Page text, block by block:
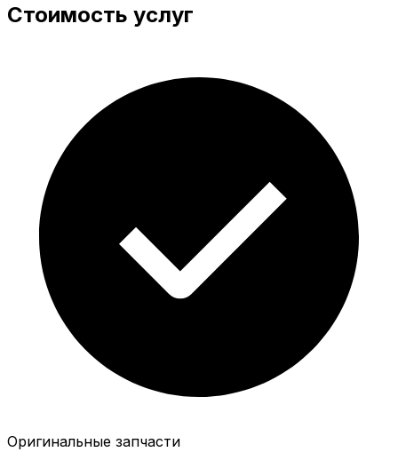
Стоимость услуг
Оригинальные запчасти